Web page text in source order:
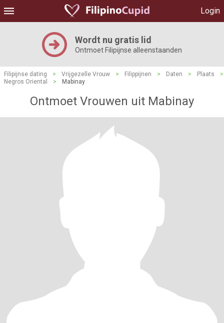
Login
Wordt nu gratis lid
Ontmoet Filipijnse alleenstaanden
Filipijnse dating > Vrijgezelle Vrouw > Filippijnen > Daten > Plaats
>
Negros Oriental
> Mabinay
Ontmoet Vrouwen uit Mabinay